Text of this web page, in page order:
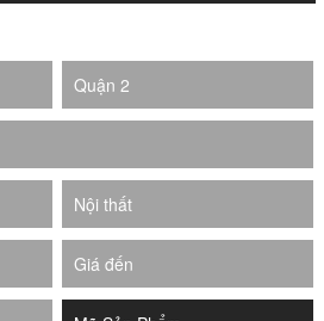
Quận 2
Nội thất
Giá đến